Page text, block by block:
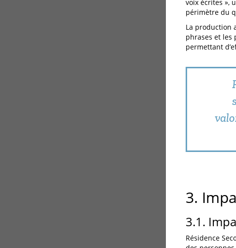
voix écrites »,
périmètre du
La production
phrases et
permettant
3.
3.1.
Résidence